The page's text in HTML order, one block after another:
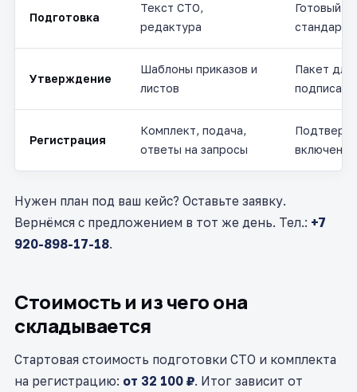
Подготовка
Текст СТО,
редактура
Готовый
стандарта
Утверждение
Шаблоны приказов и
листов
Пакет для
Регистрация
Комплект, подача,
ответы на запросы
Нужен план под ваш кейс? Оставьте заявку.
Вернёмся с предложением в тот же день. Тел.: +7
920-898-17-18.
Стоимость и из чего она
складывается
Стартовая стоимость подготовки СТО и комплекта
на регистрацию: от 32 100 ₽. Итог зависит от